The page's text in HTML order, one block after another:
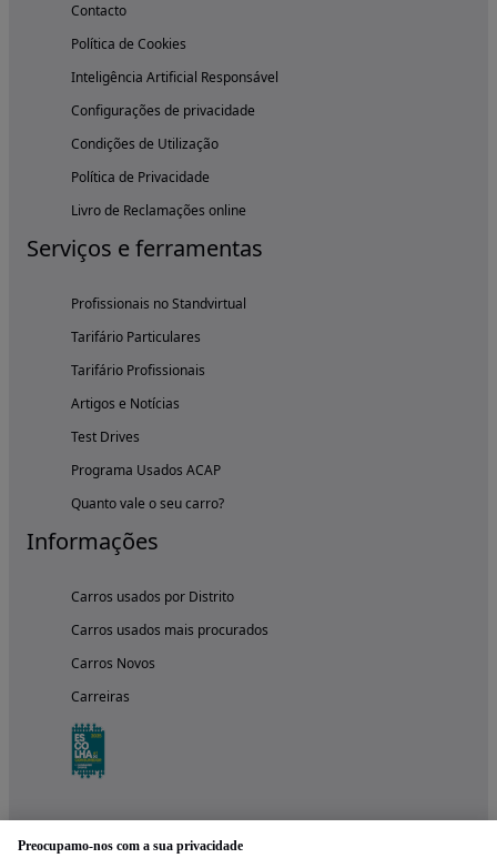
Contacto
Política de Cookies
Inteligência Artificial Responsável
Configurações de privacidade
Condições de Utilização
Política de Privacidade
Livro de Reclamações online
Serviços e ferramentas
Profissionais no Standvirtual
Tarifário Particulares
Tarifário Profissionais
Artigos e Notícias
Test Drives
Programa Usados ACAP
Quanto vale o seu carro?
Informações
Carros usados por Distrito
Carros usados mais procurados
Carros Novos
Carreiras
Preocupamo-nos com a sua privacidade